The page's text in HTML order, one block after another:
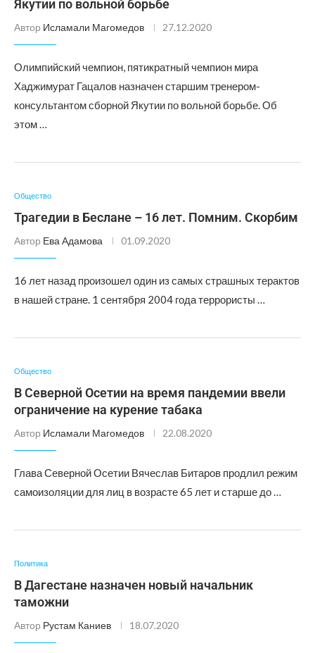
Якутии по вольной борьбе
Автор Исламали Магомедов 27.12.2020
Олимпийский чемпион, пятикратный чемпион мира
Хаджимурат Гацалов назначен старшим тренером-
консультантом сборной Якутии по вольной борьбе. Об
этом …
Общество
Трагедии в Беслане – 16 лет. Помним. Скорбим
Автор Ева Адамова 01.09.2020
16 лет назад произошел один из самых страшных терактов
в нашей стране. 1 сентября 2004 года террористы …
Общество
В Северной Осетии на время пандемии ввели
ограничение на курение табака
Автор Исламали Магомедов 22.08.2020
Глава Северной Осетии Вячеслав Битаров продлил режим
самоизоляции для лиц в возрасте 65 лет и старше до …
Политика
В Дагестане назначен новый начальник
таможни
Автор Рустам Каниев 18.07.2020